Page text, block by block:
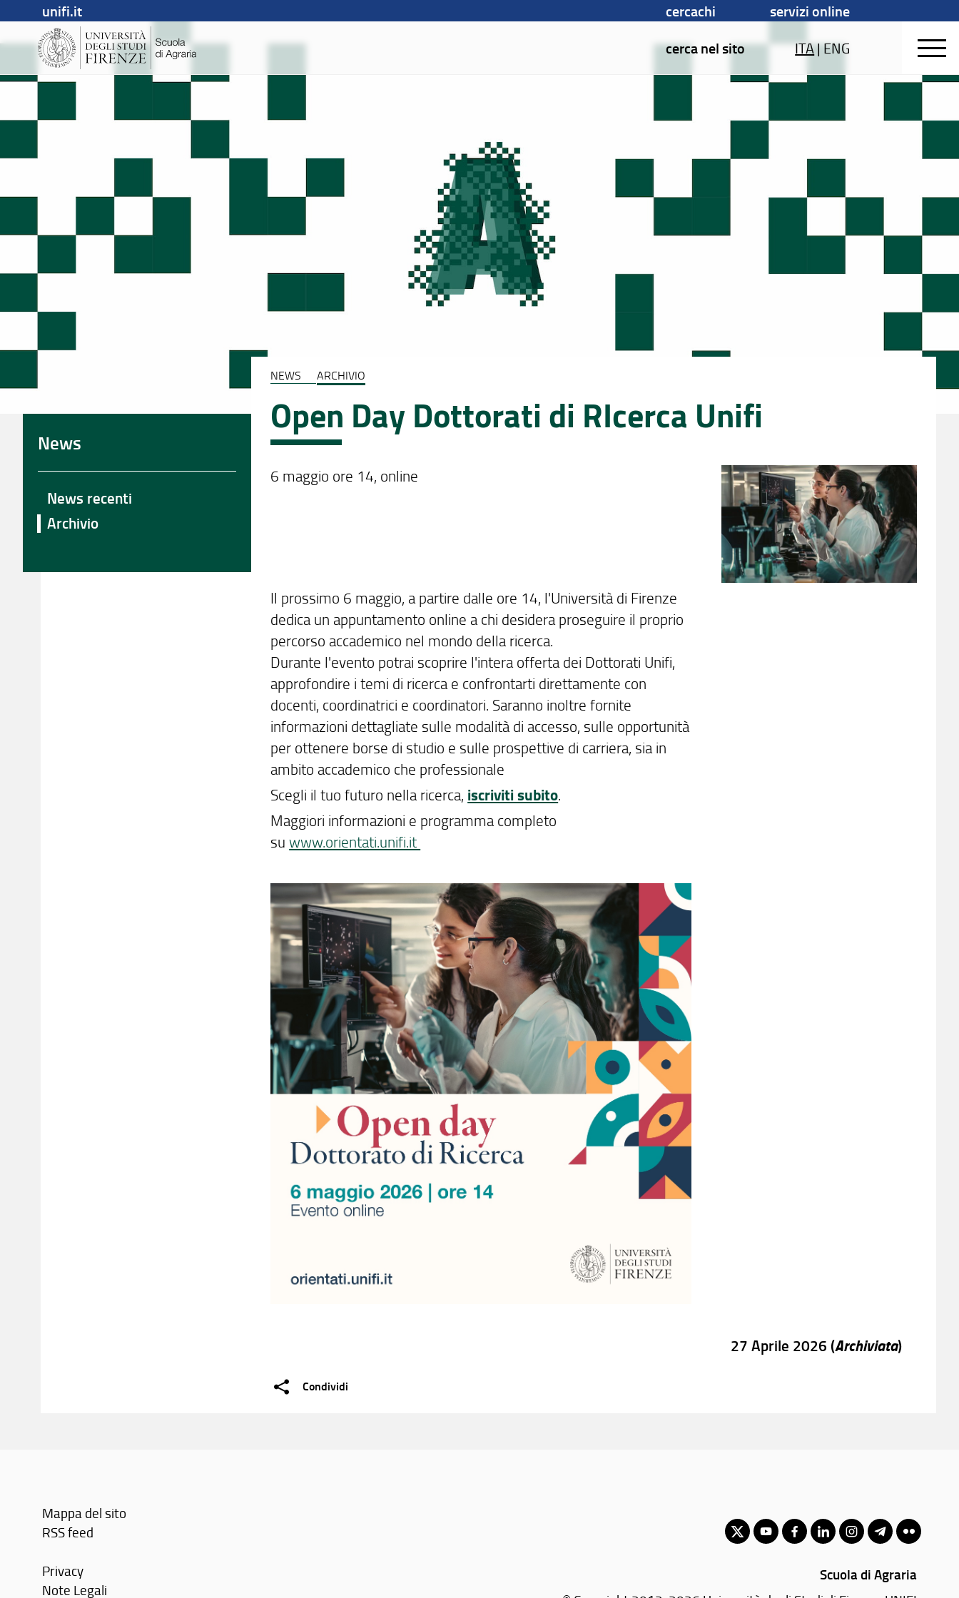
unifi.it cercachi
servizi online
cerca nel sito
ITA|ENG
NEWS ARCHIVIO
Open Day Dottorati di RIcerca Unifi
6 maggio ore 14, online
Il prossimo 6 maggio, a partire dalle ore 14, l'Università di Firenze
dedica un appuntamento online a chi desidera proseguire il proprio
percorso accademico nel mondo della ricerca.
Durante l'evento potrai scoprire l'intera offerta dei Dottorati Unifi,
approfondire i temi di ricerca e confrontarti direttamente con
docenti, coordinatrici e coordinatori. Saranno inoltre fornite
informazioni dettagliate sulle modalità di accesso, sulle opportunità
per ottenere borse di studio e sulle prospettive di carriera, sia in
ambito accademico che professionale
Scegli il tuo futuro nella ricerca, iscriviti subito.
Maggiori informazioni e programma completo
suwww.orientati.unifi.it
27 Aprile 2026 (Archiviata)
Condividi
News
News recenti
Archivio
Mappa del sito
RSS feed
Privacy
Note Legali
Scuola di Agraria